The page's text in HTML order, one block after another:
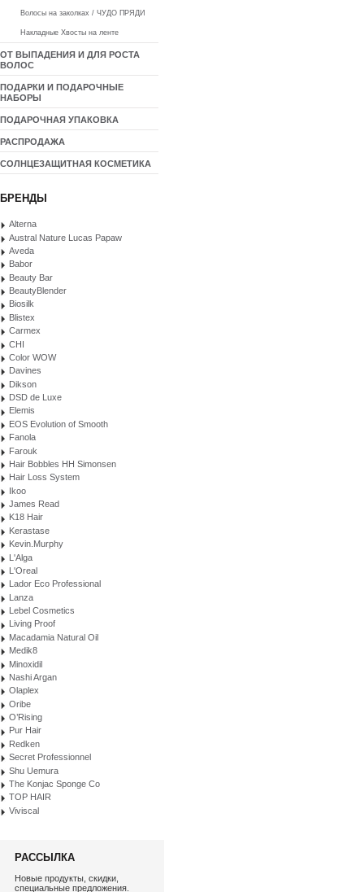
Волосы на заколках / ЧУДО ПРЯДИ
Накладные Хвосты на ленте
ОТ ВЫПАДЕНИЯ И ДЛЯ РОСТА
ВОЛОС
ПОДАРКИ И ПОДАРОЧНЫЕ
НАБОРЫ
ПОДАРОЧНАЯ УПАКОВКА
РАСПРОДАЖА
СОЛНЦЕЗАЩИТНАЯ КОСМЕТИКА
БРЕНДЫ
Alterna
Austral Nature Lucas Papaw
Aveda
Babor
Beauty Bar
BeautyBlender
Biosilk
Blistex
Carmex
CHI
Color WOW
Davines
Dikson
DSD de Luxe
Elemis
EOS Evolution of Smooth
Fanola
Farouk
Hair Bobbles HH Simonsen
Hair Loss System
Ikoo
James Read
K18 Hair
Kerastase
Kevin.Murphy
L'Alga
L'Oreal
Lador Eco Professional
Lanza
Lebel Cosmetics
Living Proof
Macadamia Natural Oil
Medik8
Minoxidil
Nashi Argan
Olaplex
Oribe
O’Rising
Pur Hair
Redken
Secret Professionnel
Shu Uemura
The Konjac Sponge Co
TOP HAIR
Viviscal
РАССЫЛКА
Новые продукты, скидки,
специальные предложения.